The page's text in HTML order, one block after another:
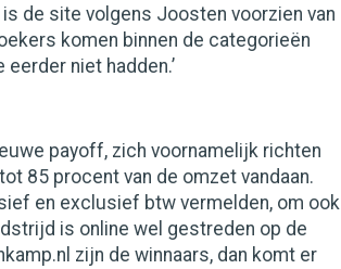
de site volgens Joosten voorzien van
komen binnen de categorieën
niet hadden.’
payoff, zich voornamelijk richten
85 procent van de omzet vandaan.
en exclusief btw vermelden, om ook
is online wel gestreden op de
zijn de winnaars, dan komt er